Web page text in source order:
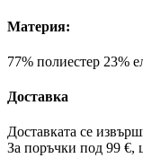
Материя:
77% полиестер 23%
Доставка
Доставката се
За поръчки под 99 €,